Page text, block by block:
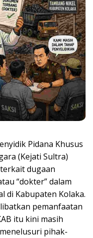
Pidana Khusus
(Kejati Sultra)
dugaan
“dokter” dalam
di Kabupaten Kolaka.
pemanfaatan
itu kini masih
pihak-